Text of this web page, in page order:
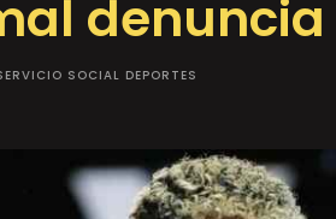
SOCIAL DEPORTES